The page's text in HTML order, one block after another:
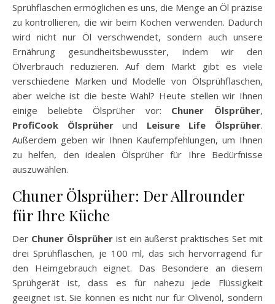
Sprühflaschen ermöglichen es uns, die Menge an Öl präzise
zu kontrollieren, die wir beim Kochen verwenden. Dadurch
wird nicht nur Öl verschwendet, sondern auch unsere
Ernährung gesundheitsbewusster, indem wir den
Ölverbrauch reduzieren. Auf dem Markt gibt es viele
verschiedene Marken und Modelle von Ölsprühflaschen,
aber welche ist die beste Wahl? Heute stellen wir Ihnen
einige beliebte Ölsprüher vor: Chuner Ölsprüher,
ProfiCook Ölsprüherund Leisure Life Ölsprüher.
Außerdem geben wir Ihnen Kaufempfehlungen, um Ihnen
zu helfen, den idealen Ölsprüher für Ihre Bedürfnisse
auszuwählen.
Chuner Ölsprüher: Der Allrounder
für Ihre Küche
Der Chuner Ölsprüherist ein äußerst praktisches Set mit
drei Sprühflaschen, je 100 ml, das sich hervorragend für
den Heimgebrauch eignet. Das Besondere an diesem
Sprühgerät ist, dass es für nahezu jede Flüssigkeit
geeignet ist. Sie können es nicht nur für Olivenöl, sondern